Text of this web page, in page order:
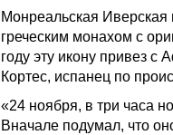
Монреальская
греческим монахом с
году эту икону привез
Кортес, испанец по
«24 ноября, в три часа
Вначале подумал, что